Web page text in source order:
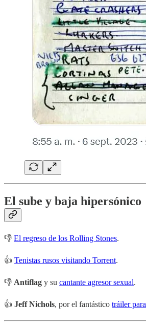
El sube y baja hipersónico
👎 El regreso de los Rolling Stones.
👍 Tenistas rusos visitando Torrent.
👎 Antiflag y su cantante agresor sexual.
👍 Jeff Nichols, por el fantástico tráiler